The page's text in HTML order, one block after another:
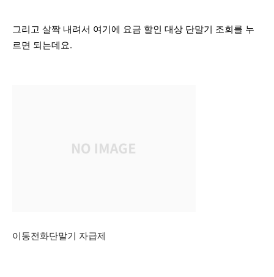
그리고 살짝 내려서 여기에 요금 할인 대상 단말기 조회를 누
르면 되는데요.
이동전화단말기 자급제